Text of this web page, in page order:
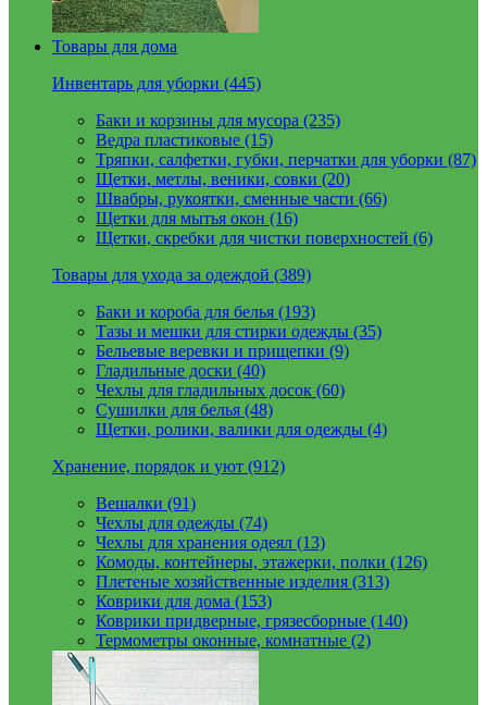
Товары для дома
Инвентарь для уборки (445)
Баки и корзины для мусора (235)
Ведра пластиковые (15)
Тряпки, салфетки, губки, перчатки для уборки (87)
Щетки, метлы, веники, совки (20)
Швабры, рукоятки, сменные части (66)
Щетки для мытья окон (16)
Щетки, скребки для чистки поверхностей (6)
Товары для ухода за одеждой (389)
Баки и короба для белья (193)
Тазы и мешки для стирки одежды (35)
Бельевые веревки и прищепки (9)
Гладильные доски (40)
Чехлы для гладильных досок (60)
Сушилки для белья (48)
Щетки, ролики, валики для одежды (4)
Хранение, порядок и уют (912)
Вешалки (91)
Чехлы для одежды (74)
Чехлы для хранения одеял (13)
Комоды, контейнеры, этажерки, полки (126)
Плетеные хозяйственные изделия (313)
Коврики для дома (153)
Коврики придверные, грязесборные (140)
Термометры оконные, комнатные (2)